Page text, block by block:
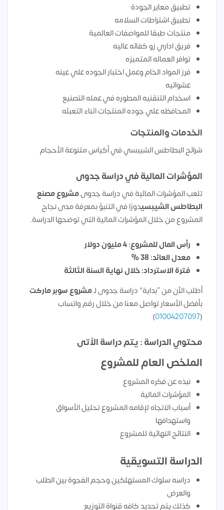
تطبيق معاير الجودة
تطبيق اشتراطات السلامه
منتجات طبقا للمواصفات العالمية
فريق اداري زو كفائه عاليه
توافر العماله المتميزه
فرز المواد الخام وعمل اختبار الجوده علي عينه
عشوائيه
اسخدام التنقنيه المطوره في عمله التصنيع
المحافظه علي جوده المنتجات اثناء التعبئه
الخدمات والمنتجات
شرائح البطاطس الشيبسي في أكياس متنوعة الأحجام
المؤشرات المالية في دراسة جدوى
تلعب المؤشرات المالية في دراسة جدوىمشروع مصنع
البطاطس الشيبسيدورًا في التنبؤ بمعرفة مدى نجاح
المشروع من خلال المؤشرات المالية التي توضحها الدراسة.
رأس المال للمشروع: 4 مليون دولار
معدل العائد: 38 %
فترة الاسترداد: خلال نهاية السنة الثالثة
أطلب الأن من “بداية” دراسة جدوى لـمشروع سوبر ماركت
بأفضل الأسعار تواصل معنا من خلال رقم واتساب
(
01004207097
)
محتوي الدراسة : يتم دراسة الآتى
الملخص العام للمشروع
نبذه عن فكره المشروع
المؤشرات المالية
أسباب الاتجاه لإقامه المشروع تحليل الأسواق
واستهدافها
النتائج النهائية للمشروع
الدراسة التسويقية
دراسه سلوك المستهلكين وحجم الفجوة بين الطلب
والعرض
كذلك يتم تحديد كافه قنواة التوزيع